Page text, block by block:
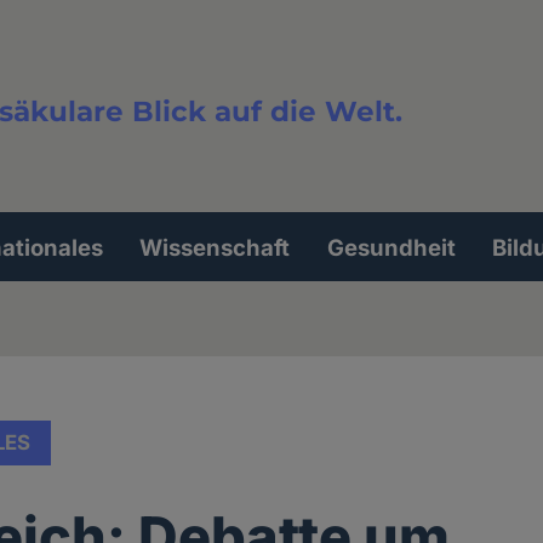
Blick auf die Welt.
Wissenschaft Gesundheit